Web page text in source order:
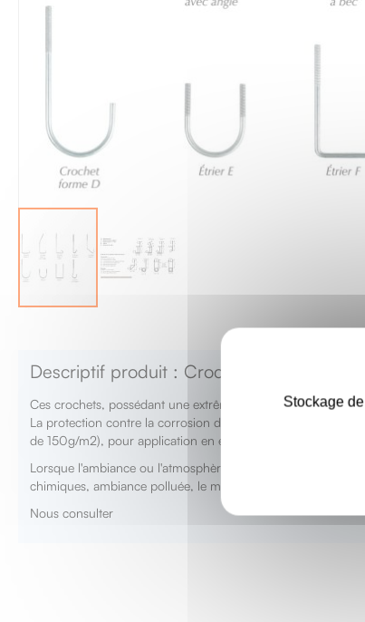
beginning
the
images
gallery
Descriptif produit : Crochets divers filetés
Ces crochets, possédant une extrêmitée filetée, sont
La protection contre la corrosion des crochets est réalisée
de 150g/m2), pour application en extè;rieur (atmosphère
Lorsque l'ambiance ou l'atmosphère est corrosive ou
chimiques, ambiance polluée, le matériaux inox est à
Nous consulter
Stockage